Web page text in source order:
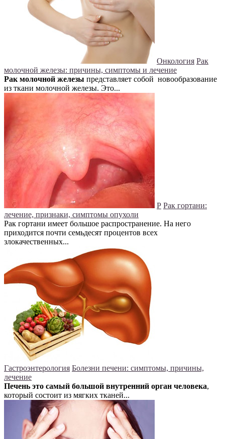
Онкология Рак
молочной железы: причины, симптомы и лечение
Рак молочной железы представляет собой новообразование
из ткани молочной железы. Это...
Р Рак гортани:
лечение, признаки, симптомы опухоли
Рак гортани имеет большое распространение. На него
приходится почти семьдесят процентов всех
злокачественных...
Гастроэнтерология Болезни печени: симптомы, причины,
лечение
Печень это самый большой внутренний орган человека,
который состоит из мягких тканей...